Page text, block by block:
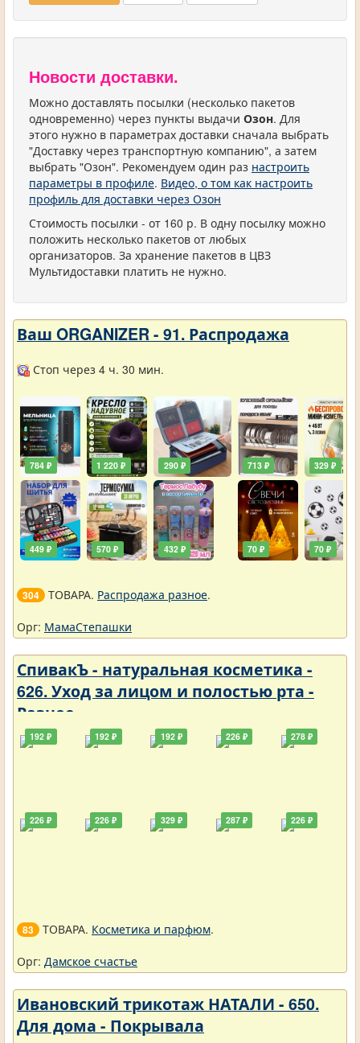
Новости доставки.
Можно доставлять посылки (несколько пакетов
одновременно) через пункты выдачи Озон. Для
этого нужно в параметрах доставки сначала выбрать
"Доставку через транспортную компанию", а затем
выбрать "Озон". Рекомендуем один раз настроить
параметры в профиле. Видео, о том как настроить
профиль для доставки через Озон
Стоимость посылки - от 160 р. В одну посылку можно
положить несколько пакетов от любых
организаторов. За хранение пакетов в ЦВЗ
Мультидоставки платить не нужно.
Ваш ORGANIZER - 91. Распродажа
Стоп через 4 ч. 30 мин.
784 ₽
449 ₽
1 220 ₽
570 ₽
290 ₽
432 ₽
713 ₽
70 ₽
329 ₽
70 ₽
304 ТОВАРА. Распродажа разное.
Орг: МамаСтепашки
СпивакЪ - натуральная косметика -
626. Уход за лицом и полостью рта -
Разное
192 ₽
226 ₽
192 ₽
226 ₽
192 ₽
329 ₽
226 ₽
287 ₽
278 ₽
226 ₽
83 ТОВАРА. Косметика и парфюм.
Орг: Дамское счастье
Ивановский трикотаж НАТАЛИ - 650.
Для дома - Покрывала